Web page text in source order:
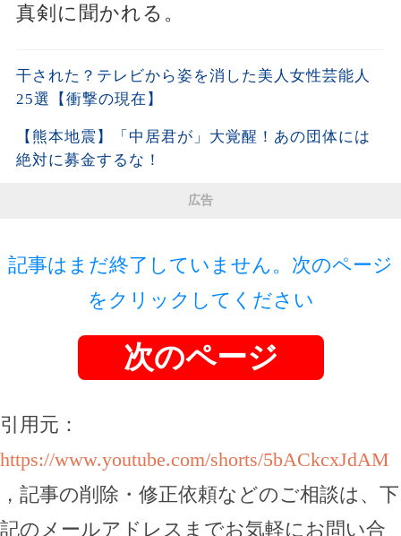
真剣に聞かれる。
干された？テレビから姿を消した美人女性芸能人
25選【衝撃の現在】
【熊本地震】「中居君が」大覚醒！あの団体には
絶対に募金するな！
広告
記事はまだ終了していません。次のページ
をクリックしてください
次のページ
引用元：
https://www.youtube.com/shorts/5bACkcxJdAM
，記事の削除・修正依頼などのご相談は、下
記のメールアドレスまでお気軽にお問い合